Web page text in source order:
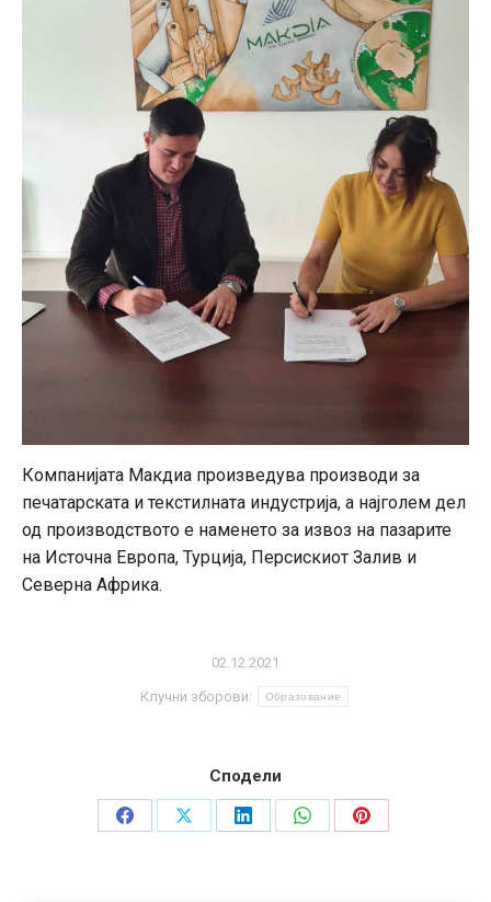
Компанијата Макдиа произведува производи за
печатарската и текстилната индустрија, а најголем дел
од производството е наменето за извоз на пазарите
на Источна Европа, Турција, Персискиот Залив и
Северна Африка.
02.12.2021
Клучни зборови: Образование
Сподели
Share
Share
Share
Share
Share